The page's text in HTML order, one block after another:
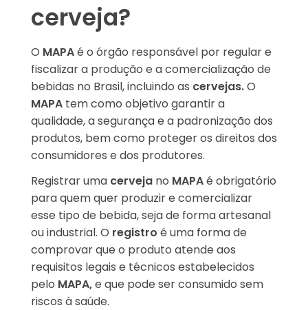
cerveja?
O MAPAé o órgão responsável por regular e
fiscalizar a produção e a comercialização de
bebidas no Brasil, incluindo as cervejas.O
MAPA tem como objetivo garantir a
qualidade, a segurança e a padronização dos
produtos, bem como proteger os direitos dos
consumidores e dos produtores.
Registrar uma cerveja no MAPAé obrigatório
para quem quer produzir e comercializar
esse tipo de bebida, seja de forma artesanal
ou industrial. O registro é uma forma de
comprovar que o produto atende aos
requisitos legais e técnicos estabelecidos
pelo MAPA,e que pode ser consumido sem
riscos à saúde.